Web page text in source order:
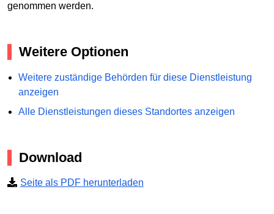
genommen werden.
Weitere Optionen
Weitere zuständige Behörden für diese Dienstleistung
anzeigen
Alle Dienstleistungen dieses Standortes anzeigen
Download
Seite als PDF herunterladen